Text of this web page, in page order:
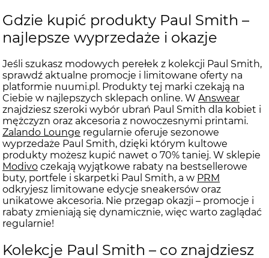
Gdzie kupić produkty Paul Smith –
najlepsze wyprzedaże i okazje
Jeśli szukasz modowych perełek z kolekcji Paul Smith,
sprawdź aktualne promocje i limitowane oferty na
platformie nuumi.pl. Produkty tej marki czekają na
Ciebie w najlepszych sklepach online. W Answear
znajdziesz szeroki wybór ubrań Paul Smith dla kobiet i
mężczyzn oraz akcesoria z nowoczesnymi printami.
Zalando Lounge regularnie oferuje sezonowe
wyprzedaże Paul Smith, dzięki którym kultowe
produkty możesz kupić nawet o 70% taniej. W sklepie
Modivo czekają wyjątkowe rabaty na bestsellerowe
buty, portfele i skarpetki Paul Smith, a w PRM
odkryjesz limitowane edycje sneakersów oraz
unikatowe akcesoria. Nie przegap okazji – promocje i
rabaty zmieniają się dynamicznie, więc warto zaglądać
regularnie!
Kolekcje Paul Smith – co znajdziesz